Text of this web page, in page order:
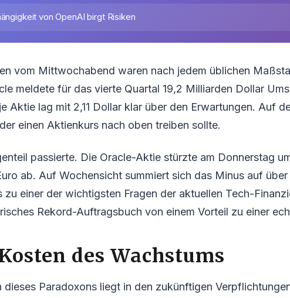
von OpenAI birgt Risiken
vom Mittwochabend waren nach jedem üblichen
meldete für das vierte Quartal 19,2 Milliarden Dollar
Aktie lag mit 2,11 Dollar klar über den Erwartungen. Auf
einen Aktienkurs nach oben treiben sollte.
passierte. Die Oracle-Aktie stürzte am Donnerstag
ab. Auf Wochensicht summiert sich das Minus auf
zu einer der wichtigsten Fragen der aktuellen Tech-
Rekord-Auftragsbuch von einem Vorteil zu einer
des Wachstums
dieses Paradoxons liegt in den zukünftigen